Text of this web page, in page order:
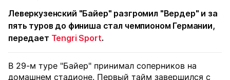
Леверкузенский "Байер" разгромил "Вердер" и за
пять туров до финиша стал чемпионом Германии,
передает Tengri Sport.
В 29-м туре "Байер" принимал соперников на
домашнем стадионе. Первый тайм завершился с